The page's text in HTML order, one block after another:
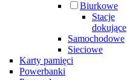
Biurkowe
Stacje
dokujące
Samochodowe
Sieciowe
Karty pamięci
Powerbanki